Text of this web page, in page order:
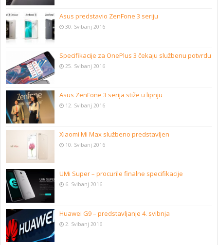
Asus predstavio ZenFone 3 seriju
30. Svibanj 2016
Specifikacije za OnePlus 3 čekaju službenu potvrdu
25. Svibanj 2016
Asus ZenFone 3 serija stiže u lipnju
12. Svibanj 2016
Xiaomi Mi Max službeno predstavljen
10. Svibanj 2016
UMi Super – procurile finalne specifikacije
6. Svibanj 2016
Huawei G9 – predstavljanje 4. svibnja
2. Svibanj 2016